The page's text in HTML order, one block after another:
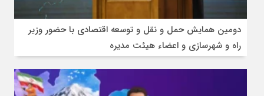
دومین همایش حمل و نقل و توسعه اقتصادی با حضور وزیر
راه و شهرسازی و اعضاء هیئت مدیره